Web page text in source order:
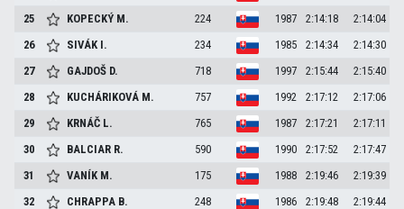
25
KOPECKÝ M. 224 1987 2:14:18
2:14:04
26
SIVÁK I. 234 1985 2:14:34
2:14:30
27
GAJDOŠ D. 718 1997 2:15:44
2:15:40
28
KUCHÁRIKOVÁ M. 757 1992 2:17:12
2:17:06
29
KRNÁČ L. 765 1987 2:17:21
2:17:11
30
BALCIAR R. 590 1990 2:17:52
2:17:47
31
VANÍK M. 175 1988 2:19:46
2:19:39
32
CHRAPPA B. 248 1986 2:19:48
2:19:44